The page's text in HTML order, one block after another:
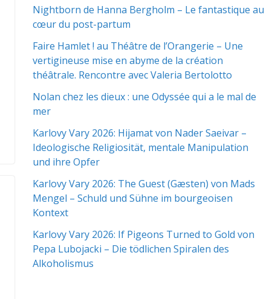
Nightborn de Hanna Bergholm – Le fantastique au
cœur du post-partum
Faire Hamlet ! au Théâtre de l’Orangerie – Une
vertigineuse mise en abyme de la création
théâtrale. Rencontre avec Valeria Bertolotto
Nolan chez les dieux : une Odyssée qui a le mal de
mer
Karlovy Vary 2026: Hijamat von Nader Saeivar​​ –
Ideologische Religiosität, mentale Manipulation
und ihre Opfer
Karlovy Vary 2026: The Guest (Gæsten) von Mads
Mengel – Schuld und Sühne im bourgeoisen
Kontext
Karlovy Vary 2026: If Pigeons Turned to Gold von
Pepa Lubojacki – Die tödlichen Spiralen des
Alkoholismus